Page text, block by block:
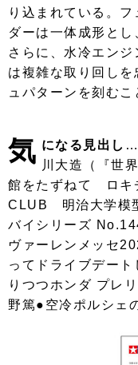
り込まれている。
ダーは一体成形とし
さらに、水冷エン
は複雑な取り回し
ュパターンを刻むこ
気 になる見出し
川大造（『世
館をたずねて ロキ
CLUB 明治大学模
バイシリーズ
ヴァーレンメッセ
ってドライブデー
りつつホンダ プレ
野篤●空冷ポルシェ